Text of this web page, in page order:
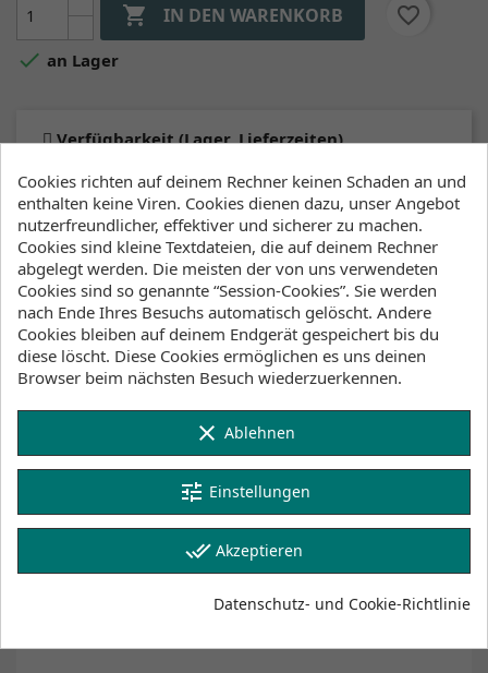
 IN DEN WARENKORB
favorite_border
 an Lager
Verfügbarkeit (Lager, Lieferzeiten)
Lager Wind&Snow
an Lager :
2-4 Werktage
Klicke hier um die Lagerbestände anzuzeigen
Beschreibung
Artikeldetails
Lagerbestand
Tape for holding the glasses in times of extreme
sports. With this tape you ensure that the glasses
will be attached to your body and not have to worry
about losing it. Due to the use of floats and we
ensure that the glasses are always cords afloat
class to your glasses . Preventing it falling and
Cookies richten auf deinem Rechner keinen Schaden an und
enthalten keine Viren. Cookies dienen dazu, unser Angebot
nutzerfreundlicher, effektiver und sicherer zu machen.
Cookies sind kleine Textdateien, die auf deinem Rechner
abgelegt werden. Die meisten der von uns verwendeten
Cookies sind so genannte “Session-Cookies”. Sie werden
nach Ende Ihres Besuchs automatisch gelöscht. Andere
Cookies bleiben auf deinem Endgerät gespeichert bis du
diese löscht. Diese Cookies ermöglichen es uns deinen
Browser beim nächsten Besuch wiederzuerkennen.
clear Ablehnen
tune Einstellungen
done_all Akzeptieren
Datenschutz- und Cookie-Richtlinie